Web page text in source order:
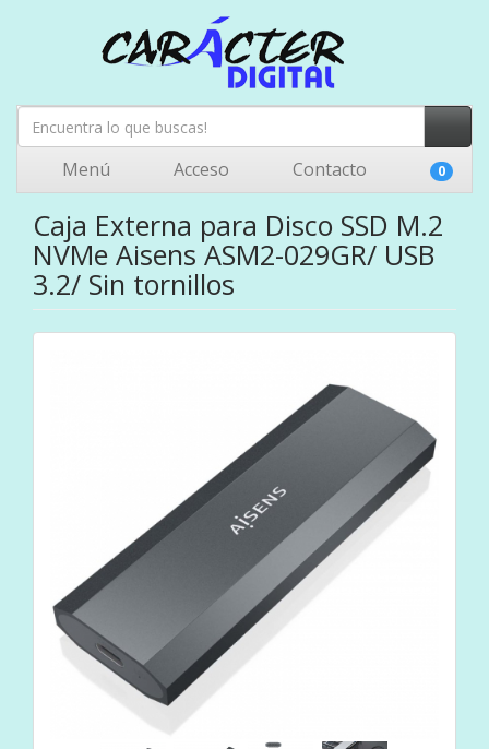
Menú Acceso Contacto 0
Caja Externa para Disco SSD M.2
NVMe Aisens ASM2-029GR/ USB
3.2/ Sin tornillos